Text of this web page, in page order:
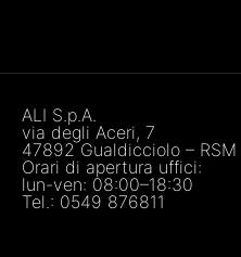
ALI S.p.A.
via degli Aceri, 7
47892 Gualdicciolo – RSM
Orari di apertura uffici:
lun-ven: 08:00–18:30
Tel.: 0549 876811